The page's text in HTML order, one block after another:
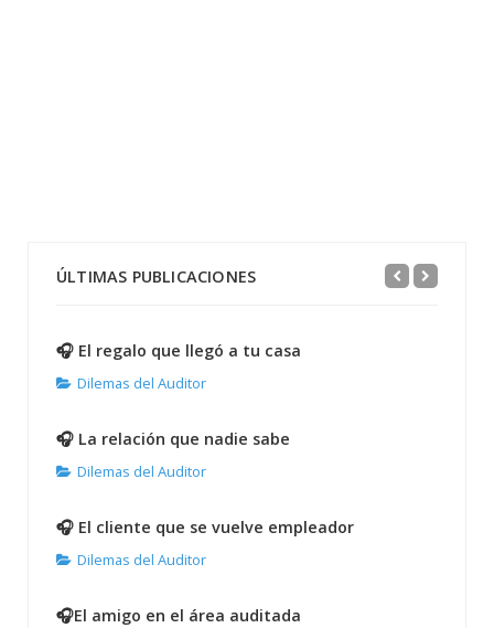
ÚLTIMAS PUBLICACIONES
🎧 El regalo que llegó a tu casa
Dilemas del Auditor
🎧 La relación que nadie sabe
Dilemas del Auditor
🎧 El cliente que se vuelve empleador
Dilemas del Auditor
🎧El amigo en el área auditada